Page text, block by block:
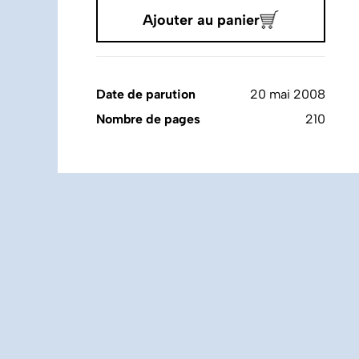
Ajouter au panier
Date de parution
20 mai 2008
Nombre de pages
210